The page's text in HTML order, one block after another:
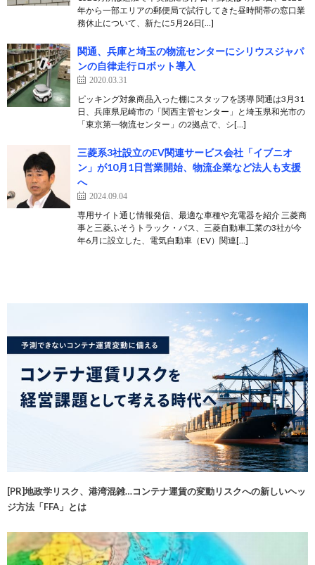
年から一部エリアの郵便局で試行してきた昼時間帯の窓口業
務休止について、新たに5月26日[…]
関通、兵庫と埼玉の物流センターにシリウスジャパ
ンの自律走行ロボット導入
2020.03.31
ピッキング対象商品入った棚にスタッフを誘導 関通は3月31
日、兵庫県尼崎市の「関西主管センター」と埼玉県和光市の
「東京第一物流センター」の2拠点で、シ[…]
三菱系3社設立のEV関連サービス会社「イブニオ
ン」が10月1日営業開始、物流企業など法人も支援
へ
2024.09.04
専用サイト通じ情報発信、最適な車種や充電器を紹介 三菱商
事と三菱ふそうトラック・バス、三菱自動車工業の3社が今
年6月に設立した、電気自動車（EV）関連[…]
[PR]地政学リスク、港湾混雑…コンテナ運賃の変動リスクへの新しいヘッ
ジ方法「FFA」とは